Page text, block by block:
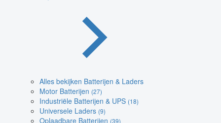
Alles bekijken Batterijen & Laders
Motor Batterijen (27)
Industriële Batterijen & UPS (18)
Universele Laders (9)
Oplaadbare Batterijen (39)